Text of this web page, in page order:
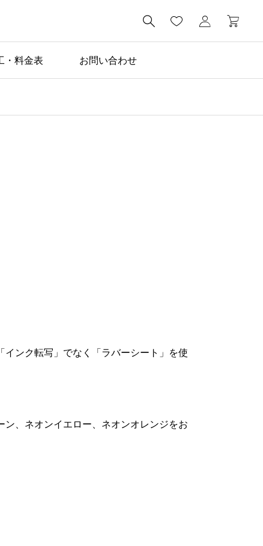

・料金表 お問い合わせ
ンク転写」でなく「ラバーシート」を使
、ネオンイエロー、ネオンオレンジをお